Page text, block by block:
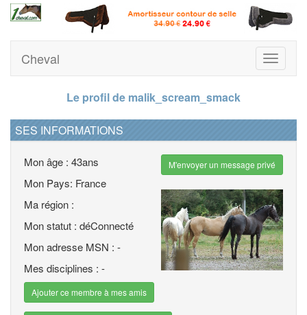
Toggle
Cheval
Le profil de malik_scream_smack
SES INFORMATIONS
Mon âge : 43ans
Mon Pays: France
Ma région :
Mon statut : déConnecté
Mon adresse MSN : -
Mes disciplines : -
Ajouter ce membre à mes amis
M'envoyer un message privé